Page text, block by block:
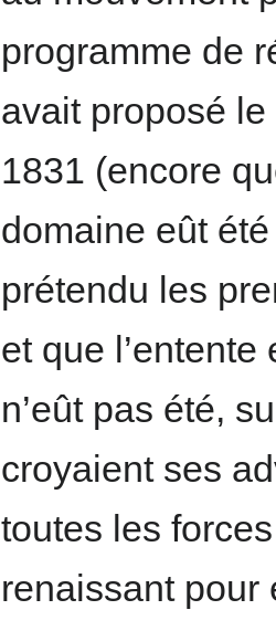
programme de
avait proposé
1831 (encore
domaine eût
prétendu les
et que
n’eût pas été,
croyaient ses
toutes les
renaissant pour